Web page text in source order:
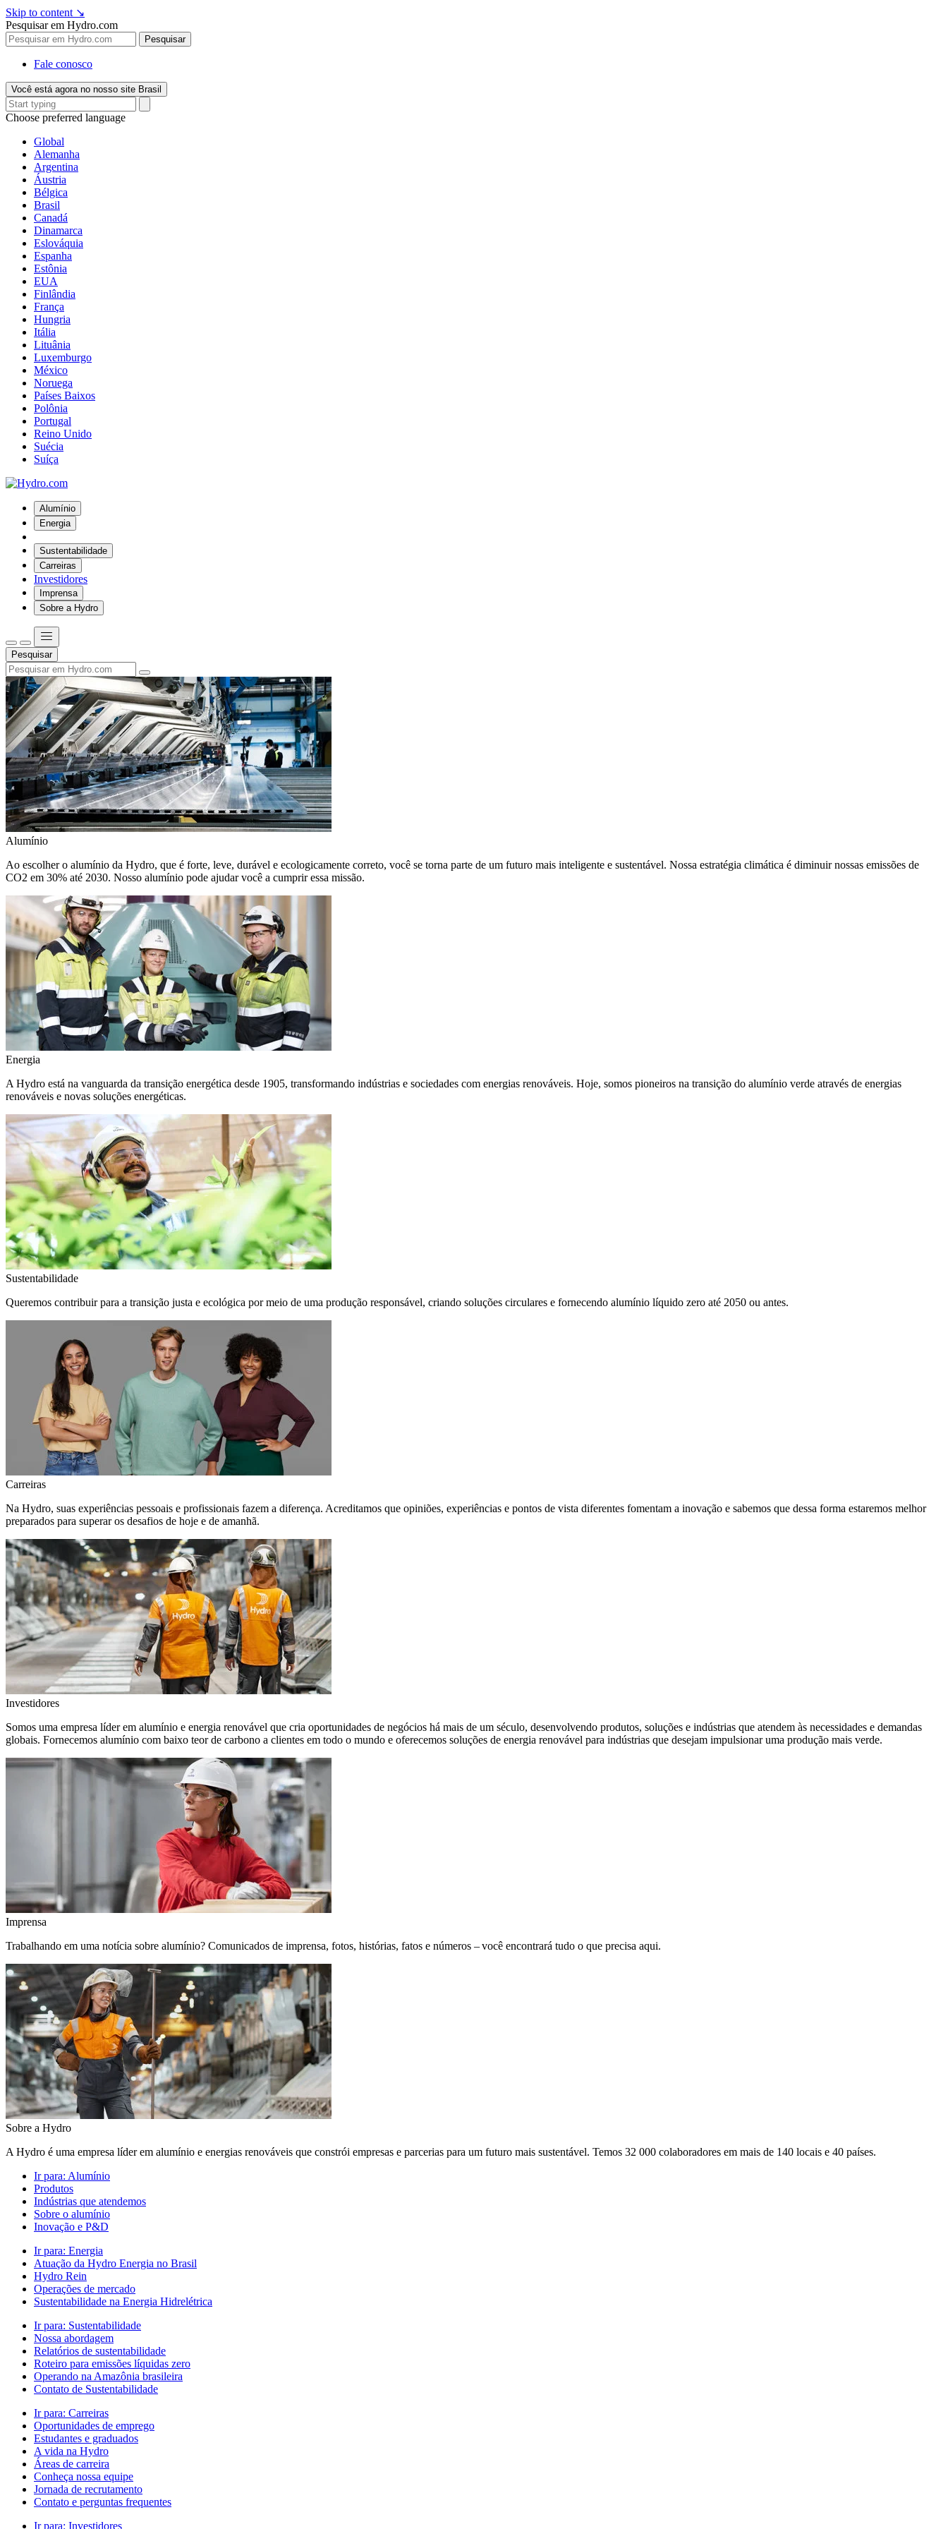
Skip to content ↘
Pesquisar em Hydro.com
Pesquisar
Fale conosco
Você está agora no nosso site Brasil
Choose preferred language
Global
Alemanha
Argentina
Áustria
Bélgica
Brasil
Canadá
Dinamarca
Eslováquia
Espanha
Estônia
EUA
Finlândia
França
Hungria
Itália
Lituânia
Luxemburgo
México
Noruega
Países Baixos
Polônia
Portugal
Reino Unido
Suécia
Suíça
Alumínio
Energia
Sustentabilidade
Carreiras
Investidores
Imprensa
Sobre a Hydro
Pesquisar
Alumínio
Ao escolher o alumínio da Hydro, que é forte, leve, durável e ecologicamente correto, você se torna parte de um futuro mais inteligente e sustentável. Nossa estratégia climática é diminuir nossas emissões de
CO2 em 30% até 2030. Nosso alumínio pode ajudar você a cumprir essa missão.
Energia
A Hydro está na vanguarda da transição energética desde 1905, transformando indústrias e sociedades com energias renováveis. Hoje, somos pioneiros na transição do alumínio verde através de energias
renováveis e novas soluções energéticas.
Sustentabilidade
Queremos contribuir para a transição justa e ecológica por meio de uma produção responsável, criando soluções circulares e fornecendo alumínio líquido zero até 2050 ou antes.
Carreiras
Na Hydro, suas experiências pessoais e profissionais fazem a diferença. Acreditamos que opiniões, experiências e pontos de vista diferentes fomentam a inovação e sabemos que dessa forma estaremos melhor
preparados para superar os desafios de hoje e de amanhã.
Investidores
Somos uma empresa líder em alumínio e energia renovável que cria oportunidades de negócios há mais de um século, desenvolvendo produtos, soluções e indústrias que atendem às necessidades e demandas
globais. Fornecemos alumínio com baixo teor de carbono a clientes em todo o mundo e oferecemos soluções de energia renovável para indústrias que desejam impulsionar uma produção mais verde.
Imprensa
Trabalhando em uma notícia sobre alumínio? Comunicados de imprensa, fotos, histórias, fatos e números – você encontrará tudo o que precisa aqui.
Sobre a Hydro
A Hydro é uma empresa líder em alumínio e energias renováveis que constrói empresas e parcerias para um futuro mais sustentável. Temos 32 000 colaboradores em mais de 140 locais e 40 países.
Ir para: Alumínio
Produtos
Indústrias que atendemos
Sobre o alumínio
Inovação e P&D
Ir para: Energia
Atuação da Hydro Energia no Brasil
Hydro Rein
Operações de mercado
Sustentabilidade na Energia Hidrelétrica
Ir para: Sustentabilidade
Nossa abordagem
Relatórios de sustentabilidade
Roteiro para emissões líquidas zero
Operando na Amazônia brasileira
Contato de Sustentabilidade
Ir para: Carreiras
Oportunidades de emprego
Estudantes e graduados
A vida na Hydro
Áreas de carreira
Conheça nossa equipe
Jornada de recrutamento
Contato e perguntas frequentes
Ir para: Investidores